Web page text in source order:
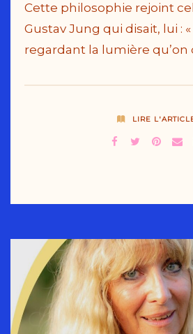
Cette philosophie rejoint
Gustav Jung qui disait, lui : «
regardant la lumière qu’on
LIRE